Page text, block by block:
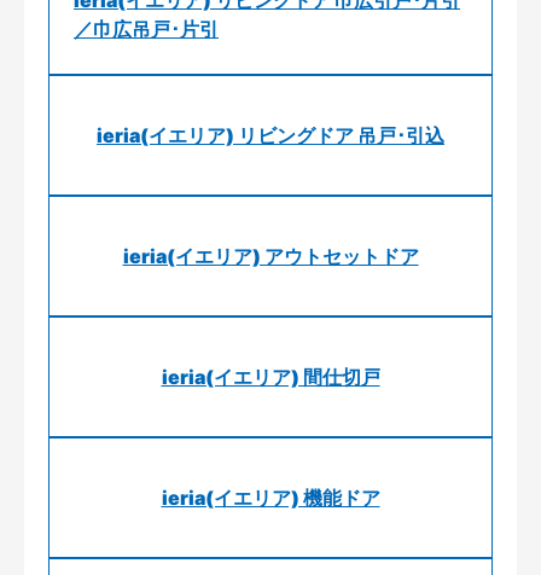
／巾広吊戸･片引
ieria(イエリア) リビングドア 吊戸･引込
ieria(イエリア) アウトセットドア
ieria(イエリア) 間仕切戸
ieria(イエリア) 機能ドア